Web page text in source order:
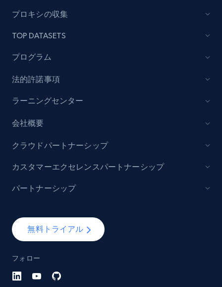
プロキシの収集
TOP DATASETS
プログラム
法的許諾事項
ラーニングセンター
会社概要
無料トライアル
フォロー
クラウドパートナーシップ
カスタマーエクセレンスパートナーシップ
パートナーシップ